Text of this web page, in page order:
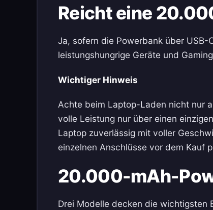
Reicht eine
Ja, sofern die Powerbank über
leistungshungrige Geräte und
Wichtiger Hinweis
Achte beim Laptop-Laden nicht nur
volle Leistung nur über einen
Laptop zuverlässig mit voller
einzelnen Anschlüsse vor dem Kauf
20.000-mAh-
Drei Modelle decken die wichtigsten